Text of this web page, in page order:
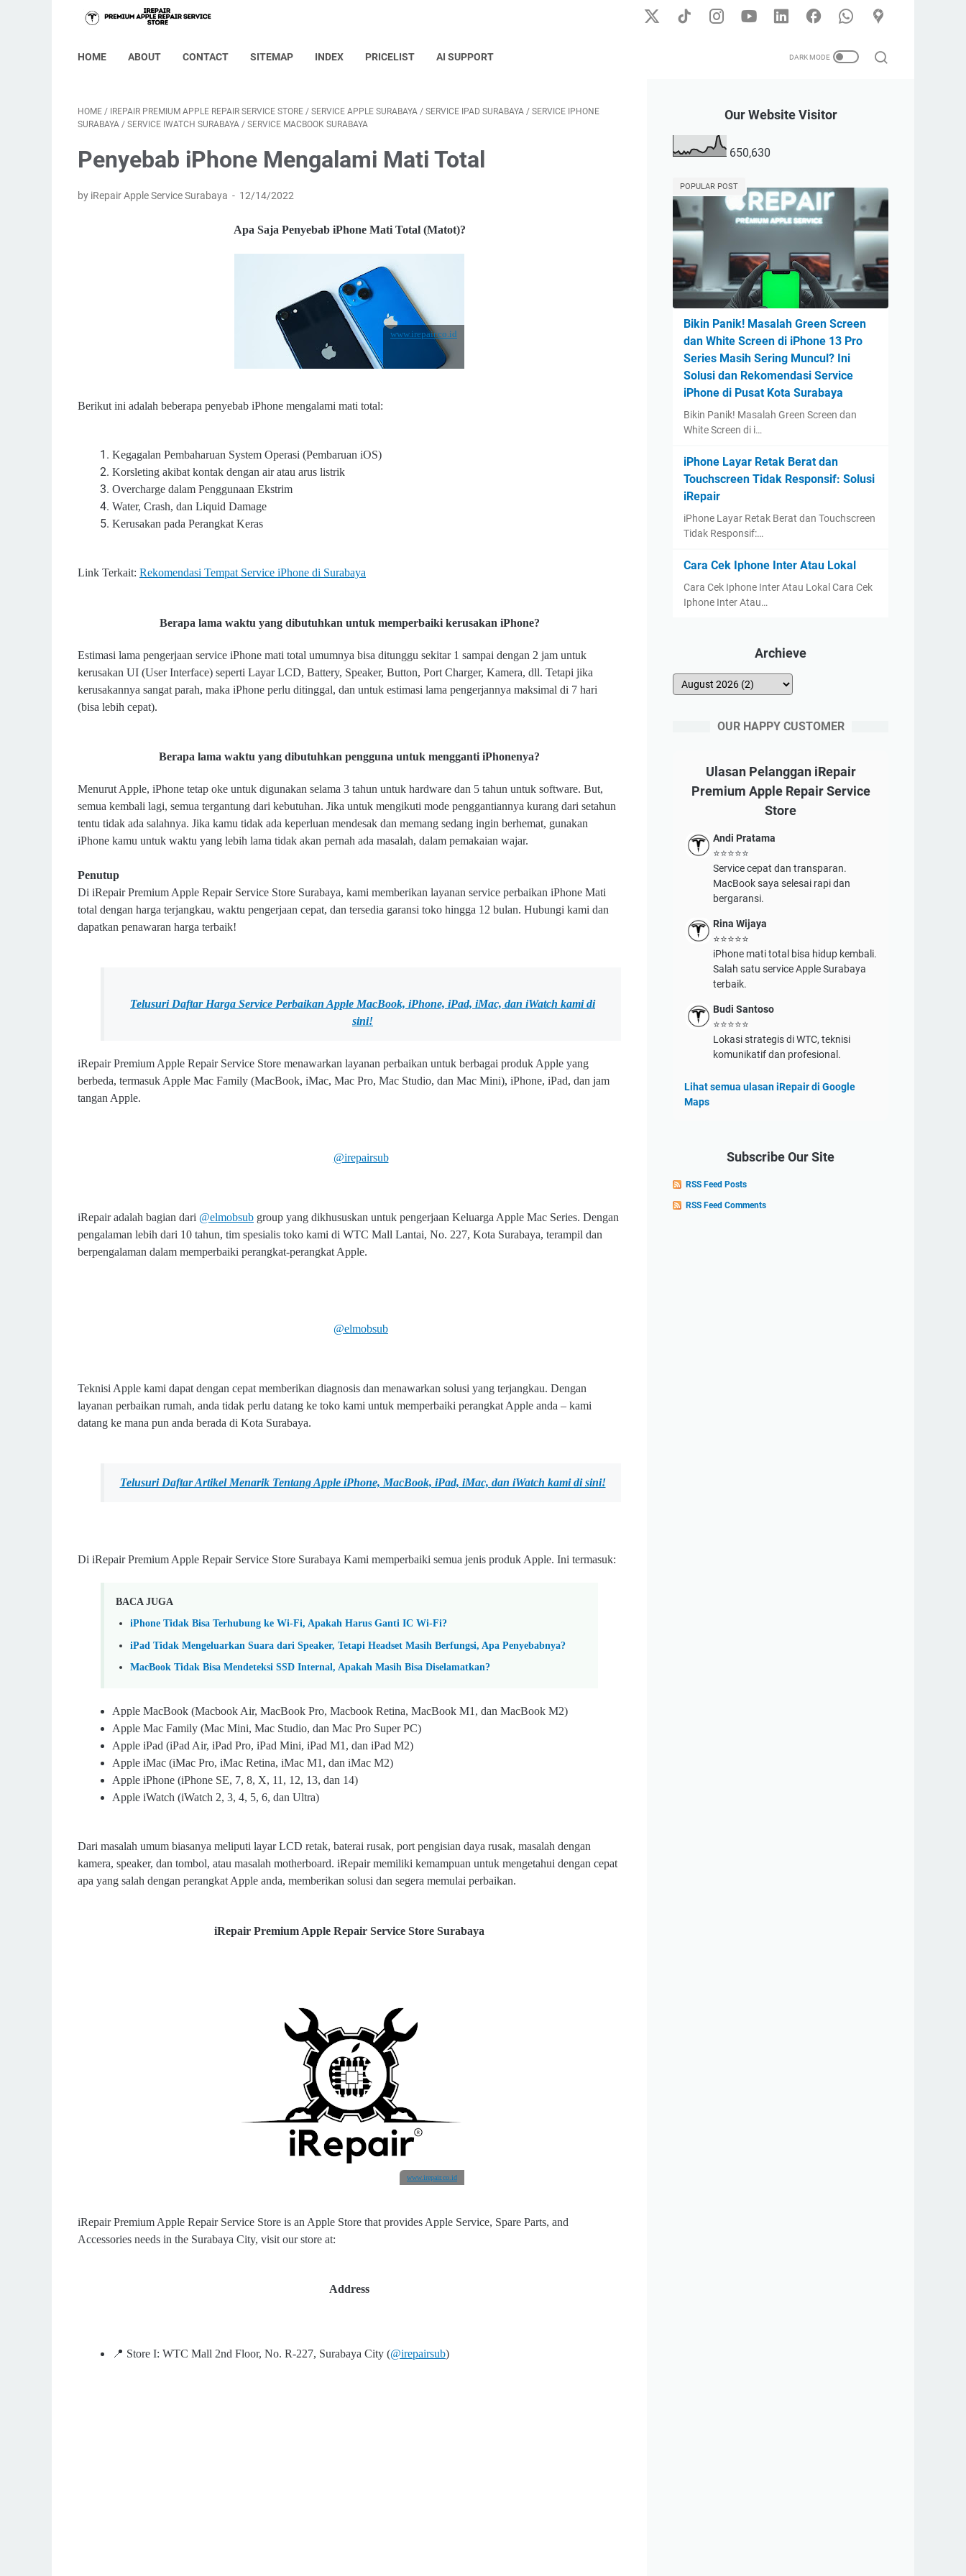
HOME ABOUT CONTACT SITEMAP INDEX PRICELIST AI SUPPORT
HOME / IREPAIR PREMIUM APPLE REPAIR SERVICE STORE / SERVICE APPLE SURABAYA / SERVICE IPAD SURABAYA / SERVICE IPHONE
SURABAYA / SERVICE IWATCH SURABAYA / SERVICE MACBOOK SURABAYA
Penyebab iPhone Mengalami Mati Total
by iRepair Apple Service Surabaya 12/14/2022
Apa Saja Penyebab iPhone Mati Total (Matot)?
www.irepair.co.id
Berikut ini adalah beberapa penyebab iPhone mengalami mati total:
Kegagalan Pembaharuan System Operasi (Pembaruan iOS)
Korsleting akibat kontak dengan air atau arus listrik
Overcharge dalam Penggunaan Ekstrim
Water, Crash, dan Liquid Damage
Kerusakan pada Perangkat Keras
Link Terkait: Rekomendasi Tempat Service iPhone di Surabaya
Berapa lama waktu yang dibutuhkan untuk memperbaiki kerusakan iPhone?
Estimasi lama pengerjaan service iPhone mati total umumnya bisa ditunggu sekitar 1 sampai dengan 2 jam untuk
kerusakan UI (User Interface) seperti Layar LCD, Battery, Speaker, Button, Port Charger, Kamera, dll. Tetapi jika
kerusakannya sangat parah, maka iPhone perlu ditinggal, dan untuk estimasi lama pengerjannya maksimal di 7 hari
(bisa lebih cepat).
Berapa lama waktu yang dibutuhkan pengguna untuk mengganti iPhonenya?
Menurut Apple, iPhone tetap oke untuk digunakan selama 3 tahun untuk hardware dan 5 tahun untuk software. But,
semua kembali lagi, semua tergantung dari kebutuhan. Jika untuk mengikuti mode penggantiannya kurang dari setahun
tentu tidak ada salahnya. Jika kamu tidak ada keperluan mendesak dan memang sedang ingin berhemat, gunakan
iPhone kamu untuk waktu yang lebih lama tidak akan pernah ada masalah, dalam pemakaian wajar.
Penutup
Di iRepair Premium Apple Repair Service Store Surabaya, kami memberikan layanan service perbaikan iPhone Mati
total dengan harga terjangkau, waktu pengerjaan cepat, dan tersedia garansi toko hingga 12 bulan. Hubungi kami dan
dapatkan penawaran harga terbaik!
Telusuri Daftar Harga Service Perbaikan Apple MacBook, iPhone, iPad, iMac, dan iWatch kamidi
sini!
iRepair Premium Apple Repair Service Store menawarkan layanan perbaikan untuk berbagai produk Apple yang
berbeda, termasuk Apple Mac Family (MacBook, iMac, Mac Pro, Mac Studio, dan Mac Mini), iPhone, iPad, dan jam
tangan Apple.
@irepairsub
iRepair adalah bagian dari @elmobsub group yang dikhususkan untuk pengerjaan Keluarga Apple Mac Series. Dengan
pengalaman lebih dari 10 tahun, tim spesialis toko kami di WTC Mall Lantai, No. 227, Kota Surabaya, terampil dan
berpengalaman dalam memperbaiki perangkat-perangkat Apple.
@elmobsub
Teknisi Apple kami dapat dengan cepat memberikan diagnosis dan menawarkan solusi yang terjangkau. Dengan
layanan perbaikan rumah, anda tidak perlu datang ke toko kami untuk memperbaiki perangkat Apple anda – kami
datang ke mana pun anda berada di Kota Surabaya.
Telusuri Daftar Artikel Menarik Tentang Apple iPhone, MacBook, iPad, iMac, dan iWatch kamidi sini!
Di iRepair Premium Apple Repair Service Store Surabaya Kami memperbaiki semua jenis produk Apple. Ini termasuk:
BACA JUGA
iPhone Tidak Bisa Terhubung ke Wi-Fi, Apakah Harus Ganti IC Wi-Fi?
iPad Tidak Mengeluarkan Suara dari Speaker, Tetapi Headset Masih Berfungsi, Apa Penyebabnya?
MacBook Tidak Bisa Mendeteksi SSD Internal, Apakah Masih Bisa Diselamatkan?
Apple MacBook (Macbook Air, MacBook Pro, Macbook Retina, MacBook M1, dan MacBook M2)
Apple Mac Family (Mac Mini, Mac Studio, dan Mac Pro Super PC)
Apple iPad (iPad Air, iPad Pro, iPad Mini, iPad M1, dan iPad M2)
Apple iMac (iMac Pro, iMac Retina, iMac M1, dan iMac M2)
Apple iPhone (iPhone SE, 7, 8, X, 11, 12, 13, dan 14)
Apple iWatch (iWatch 2, 3, 4, 5, 6, dan Ultra)
Dari masalah umum biasanya meliputi layar LCD retak, baterai rusak, port pengisian daya rusak, masalah dengan
kamera, speaker, dan tombol, atau masalah motherboard. iRepair memiliki kemampuan untuk mengetahui dengan cepat
apa yang salah dengan perangkat Apple anda, memberikan solusi dan segera memulai perbaikan.
iRepair Premium Apple Repair Service Store Surabaya
www.irepair.co.id
iRepair Premium Apple Repair Service Store is an Apple Store that provides Apple Service, Spare Parts, and
Accessories needs in the Surabaya City, visit our store at:
Address
📍 Store I: WTC Mall 2nd Floor, No. R-227, Surabaya City (@irepairsub)
Our Website Visitor
650,630
POPULAR POST
Bikin Panik! Masalah Green Screen
dan White Screen di iPhone 13 Pro
Series Masih Sering Muncul? Ini
Solusi dan Rekomendasi Service
iPhone di Pusat Kota Surabaya
Bikin Panik! Masalah Green Screen dan
White Screen di i…
iPhone Layar Retak Berat dan
Touchscreen Tidak Responsif: Solusi
iRepair
iPhone Layar Retak Berat dan Touchscreen
Tidak Responsif:…
Cara Cek Iphone Inter Atau Lokal
Cara Cek Iphone Inter Atau Lokal Cara Cek
Iphone Inter Atau…
Archieve
OUR HAPPY CUSTOMER
Ulasan Pelanggan iRepair
Premium Apple Repair Service
Store
Andi Pratama
⭐⭐⭐⭐⭐
Service cepat dan transparan.
MacBook saya selesai rapi dan
bergaransi.
Rina Wijaya
⭐⭐⭐⭐⭐
iPhone mati total bisa hidup kembali.
Salah satu service Apple Surabaya
terbaik.
Budi Santoso
⭐⭐⭐⭐⭐
Lokasi strategis di WTC, teknisi
komunikatif dan profesional.
Lihat semua ulasan iRepair di Google
Maps
Subscribe Our Site
RSS Feed Posts
RSS Feed Comments